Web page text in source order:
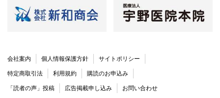
会社案内 個人情報保護方針 サイトポリシー
特定商取引法 利用規約 購読のお申込み
「読者の声」投稿 広告掲載申し込み お問い合わせ